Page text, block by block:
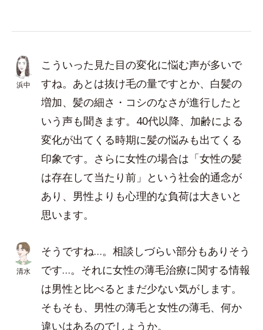
浜中
こういった見た目の変化に悩む声が多いで
すね。あとは抜け毛の量ですとか、白髪の
増加、髪の細さ・コシのなさが進行したと
いう声も聞きます。40代以降、加齢による
変化が出てくる時期に髪の悩みも出てくる
印象です。さらに女性の場合は「女性の髪
は存在して当たり前」という社会的通念が
あり、男性よりも心理的な負荷は大きいと
思います。
清水
そうですね…。相談しづらい部分もありそう
です…。それに女性の薄毛治療に関する情報
は男性と比べるとまだ少ない気がします。
そもそも、男性の薄毛と女性の薄毛、何か
違いはあるのでしょうか。